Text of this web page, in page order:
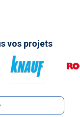
vos projets